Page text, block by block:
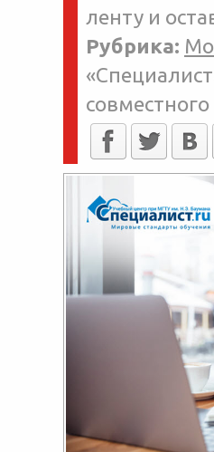
ленту и
Рубрика: